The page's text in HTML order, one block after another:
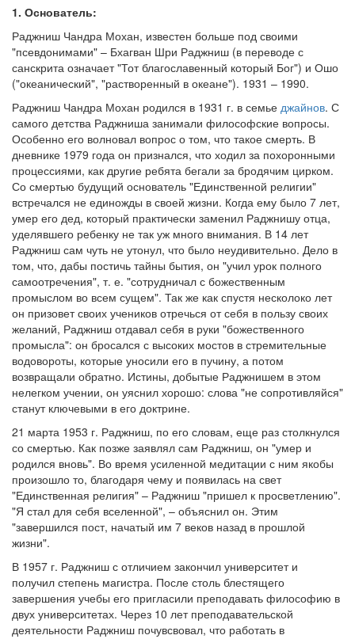
см. календарь
Обратная связь
mail@apologia.ru
Отправить сообщение
Вход
1. Основатель:
Раджниш Чандра Мохан, известен больше под своими
"псевдонимами" – Бхагван Шри Раджниш (в переводе с
санскрита означает "Тот благославенный который Бог") и Ошо
("океанический", "растворенный в океане"). 1931 – 1990.
Раджниш Чандра Мохан родился в 1931 г. в семье джайнов. С
самого детства Раджниша занимали философские вопросы.
Особенно его волновал вопрос о том, что такое смерть. В
дневнике 1979 года он признался, что ходил за похоронными
процессиями, как другие ребята бегали за бродячим цирком.
Со смертью будущий основатель "Единственной религии"
встречался не единожды в своей жизни. Когда ему было 7 лет,
умер его дед, который практически заменил Раджнишу отца,
уделявшего ребенку не так уж много внимания. В 14 лет
Раджниш сам чуть не утонул, что было неудивительно. Дело в
том, что, дабы постичь тайны бытия, он "учил урок полного
самоотречения", т. е. "сотрудничал с божественным
промыслом во всем сущем". Так же как спустя несколоко лет
он призовет своих учеников отречься от себя в пользу своих
желаний, Раджниш отдавал себя в руки "божественного
промысла": он бросался с высоких мостов в стремительные
водовороты, которые уносили его в пучину, а потом
возвращали обратно. Истины, добытые Раджнишем в этом
нелегком учении, он уяснил хорошо: слова "не сопротивляйся"
станут ключевыми в его доктрине.
21 марта 1953 г. Раджниш, по его словам, еще раз столкнулся
со смертью. Как позже заявлял сам Раджниш, он "умер и
родился вновь". Во время усиленной медитации с ним якобы
произошло то, благодаря чему и появилась на свет
"Единственная религия" – Раджниш "пришел к просветлению".
"Я стал для себя вселенной", – объяснил он. Этим
"завершился пост, начатый им 7 веков назад в прошлой
жизни".
В 1957 г. Раджниш с отличием закончил университет и
получил степень магистра. После столь блестящего
завершения учебы его пригласили преподавать философию в
двух университетах. Через 10 лет преподавательской
деятельности Раджниш почувсвовал, что работать в